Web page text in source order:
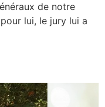
de notre
lui, le jury lui a